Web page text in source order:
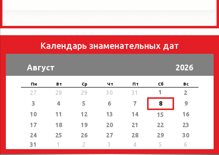
Календарь знаменательных дат
Август 2026
Пн Вт Ср Чт Пт Сб Вс
27 28 29 30 31 1
2
3
4 5 6 7 8
9
10
11 12 13 14 15
16
17
18 19 20 21 22
23
24
25 26 27 28 29
30
31
1 2 3 4 5 6